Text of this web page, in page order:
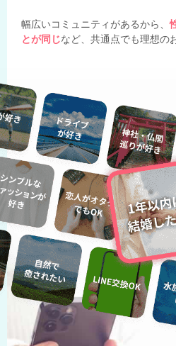
幅広いコミュニティがあるから、
とが同じなど、共通点でも理想の